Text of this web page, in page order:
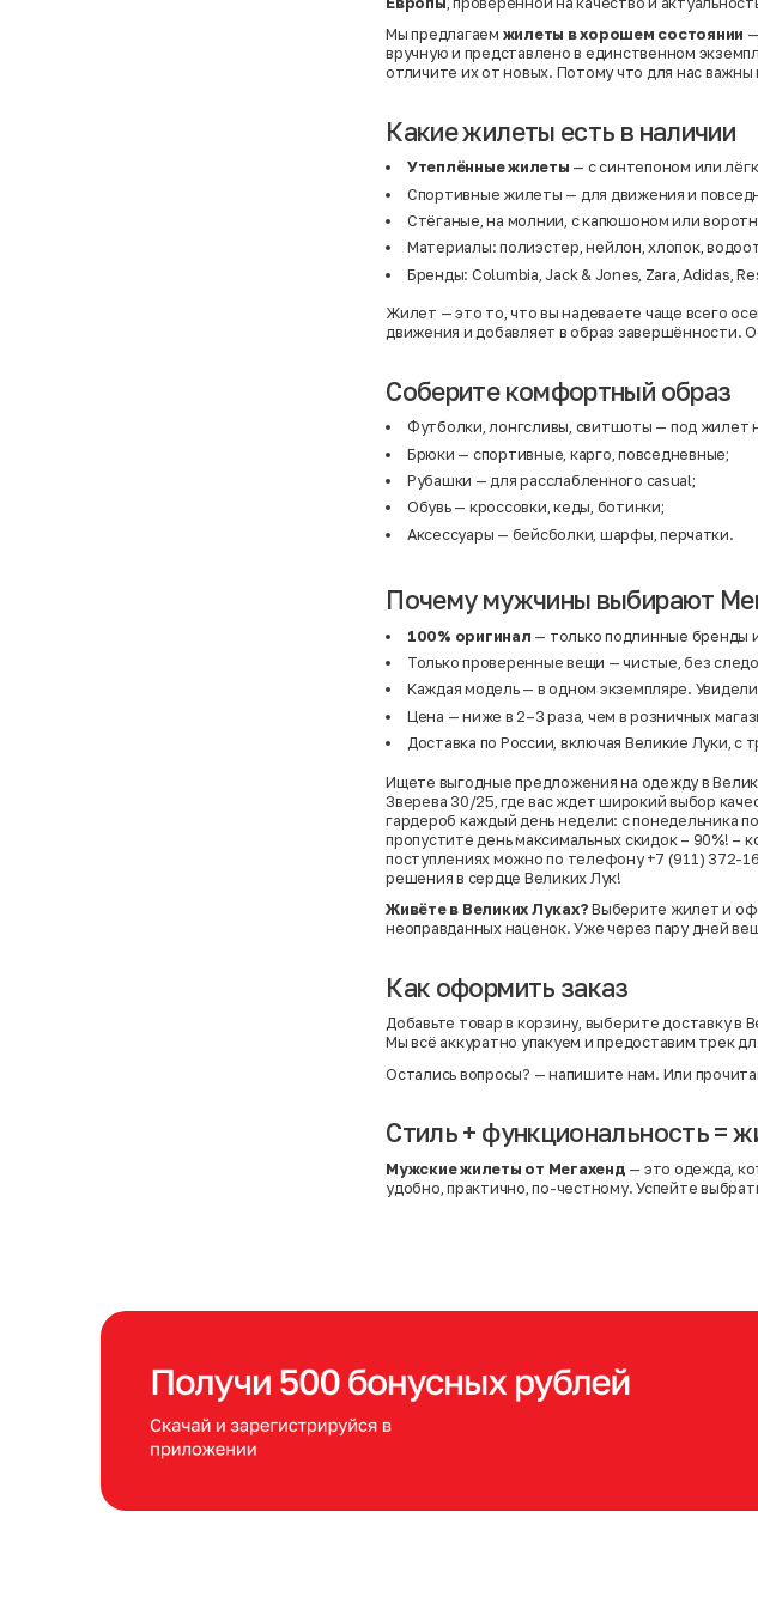
Мы предлагаем жилеты в хорошем состоянии
вручную и представлено в единственном
отличите их от новых. Потому что для нас
Какие жилеты есть в наличии
Утеплённые жилеты — с синтепоном или
Спортивные жилеты — для движения и
Стёганые, на молнии, с капюшоном или
Материалы: полиэстер, нейлон, хлопок,
Бренды: Columbia, Jack & Jones, Zara, Adidas,
Жилет — это то, что вы надеваете чаще всего
движения и добавляет в образ завершённости.
Соберите комфортный образ
Футболки, лонгсливы, свитшоты — под жилет
Брюки — спортивные, карго, повседневные;
Рубашки — для расслабленного casual;
Обувь— кроссовки, кеды, ботинки;
Аксессуары — бейсболки, шарфы, перчатки.
Почему мужчины выбирают
100% оригинал — только подлинные бренды
Только проверенные вещи — чистые, без
Каждая модель — в одном экземпляре.
Цена — ниже в 2–3 раза, чем в розничных
Доставка по России, включая Великие Луки,
Ищете выгодные предложения на одежду в
Зверева 30/25, где вас ждет широкий выбор
гардероб каждый день недели: с понедельника
пропустите день максимальных скидок – 90%! –
поступлениях можно по телефону +7 (911) 372-
решения в сердце Великих Лук!
Живёте в Великих Луках? Выберите жилет и
неоправданных наценок. Уже через пару дней
Как оформить заказ
Добавьте товар в корзину, выберите доставку в
Мы всё аккуратно упакуем и предоставим трек
Остались вопросы? — напишите нам. Или
Стиль + функциональность =
Мужские жилеты от Мегахенд — это одежда,
удобно, практично, по-честному. Успейте